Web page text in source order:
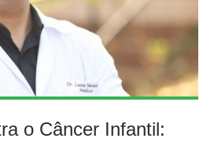
o Câncer Infantil: